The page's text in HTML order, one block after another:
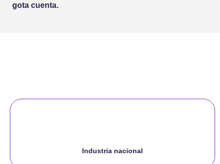
gota cuenta.
Industria nacional